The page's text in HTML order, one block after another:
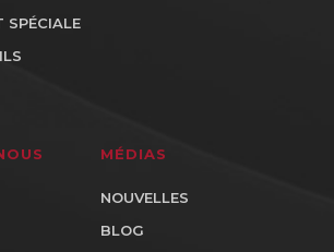
SPÉCIALE
MÉDIAS
NOUVELLES
BLOG